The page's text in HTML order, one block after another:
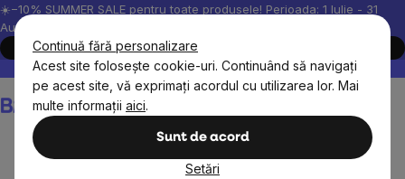
Continuă fără personalizare
Acest site folosește cookie-uri. Continuând să navigați
pe acest site, vă exprimați acordul cu utilizarea lor. Mai
multe informații aici.
Sunt de acord
Setări
Treci
la
conținut
☀️−10% SUMMER SALE pentru toate produsele! Perioada: 1 Iulie - 31
August, 2026.
Cumpără acum
Peste 200.000 de recenzii verificate
Produsele noastre sunt
Coş
de